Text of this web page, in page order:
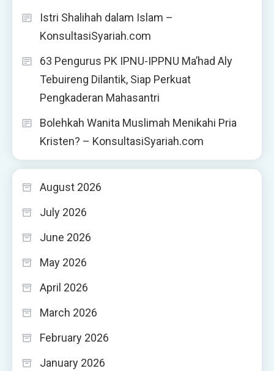
Istri Shalihah dalam Islam –
KonsultasiSyariah.com
63 Pengurus PK IPNU-IPPNU Ma’had Aly
Tebuireng Dilantik, Siap Perkuat
Pengkaderan Mahasantri
Bolehkah Wanita Muslimah Menikahi Pria
Kristen? – KonsultasiSyariah.com
August 2026
July 2026
June 2026
May 2026
April 2026
March 2026
February 2026
January 2026